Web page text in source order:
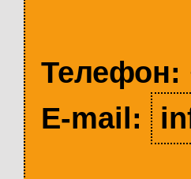
Телефон:
E-mail: